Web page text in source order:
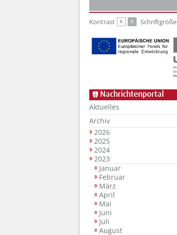
Kontrast K K Schriftgröße
Nachrichtenportal
Aktuelles
Archiv
2026
2025
2024
2023
Januar
Februar
März
April
Mai
Juni
Juli
August